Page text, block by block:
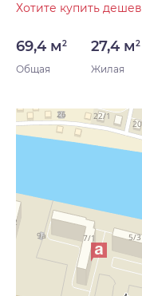
Хотите купить
69,4 м2
Общая
27,4 м2
Жилая